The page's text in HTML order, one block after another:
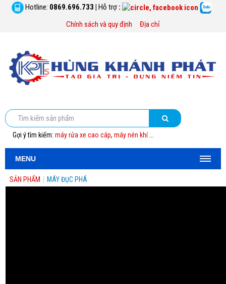
Hotline: 0869.696.733 | Hỗ trợ :
Chính sách và quy định
Địa chỉ
Gợi ý tìm kiếm: máy rửa xe cao cáp, máy nén khí...
MENU
SẢN PHẨM MÁY ĐỤC PHÁ